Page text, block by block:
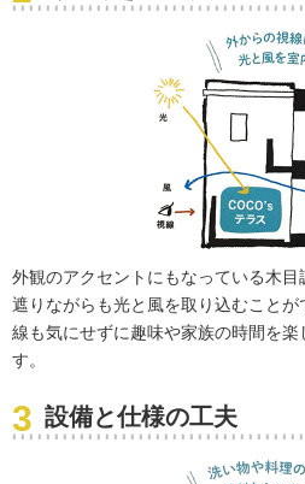
外観のアクセントにもなっている木
遮りながらも光と風を取り込むこと
線も気にせずに趣味や家族の時間を楽
す。
設備と仕様の工夫